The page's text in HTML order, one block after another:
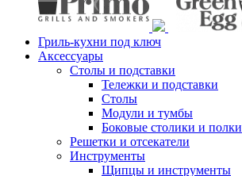
Гриль-кухни под ключ
Аксессуары
Столы и подставки
Тележки и подставки
Столы
Модули и тумбы
Боковые столики и полки
Решетки и отсекатели
Инструменты
Щипцы и инструменты